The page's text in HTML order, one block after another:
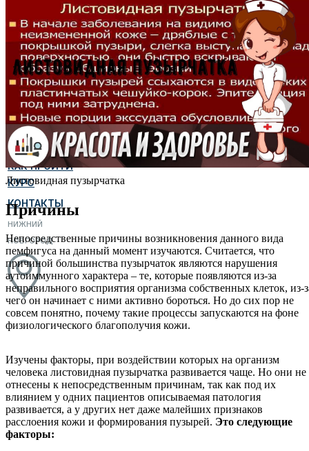
КАПЕЛЬНИЦЫ
КАК ПРОЙТИ
КУРС
КОНТАКТЫ
НИЖНИЙ
НОВГОРОД
Листовидная пузырчатка
Причины
Непосредственные причины возникновения данного вида
пемфигуса на данный момент изучаются. Считается, что
причиной большинства пузырчаток являются нарушения
аутоиммунного характера – те, которые появляются из-за
неправильного восприятия организма собственных клеток, из-
чего он начинает с ними активно бороться. Но до сих пор не
совсем понятно, почему такие процессы запускаются на фоне
физиологического благополучия кожи.
Изучены факторы, при воздействии которых на организм
человека листовидная пузырчатка развивается чаще. Но они не
отнесены к непосредственным причинам, так как под их
влиянием у одних пациентов описываемая патология
развивается, а у других нет даже малейших признаков
расслоения кожи и формирования пузырей. Это следующие
факторы: